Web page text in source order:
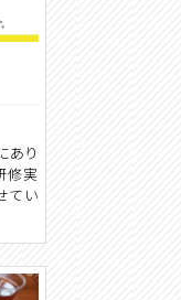
あり
修実
てい